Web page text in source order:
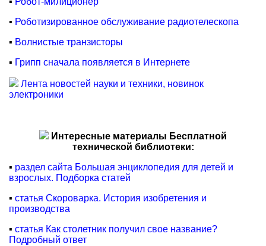
▪ Роботизированное обслуживание радиотелескопа
▪ Волнистые транзисторы
▪ Грипп сначала появляется в Интернете
Лента новостей науки и техники, новинок
электроники
Интересные материалы Бесплатной
технической библиотеки:
▪ раздел сайта Большая энциклопедия для детей и
взрослых. Подборка статей
▪ статья Скороварка. История изобретения и
производства
▪ статья Как столетник получил свое название?
Подробный ответ